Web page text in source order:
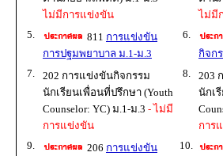
ไม่มีการแข่งขัน
ไม่มี
5.
811 การแข่งขัน
การปฐมพยาบาล ม.1-ม.3
6.
กิจก
7.
202 การแข่งขันกิจกรรม
นักเรียนเพื่อนที่ปรึกษา (Youth
Counselor: YC) ม.1-ม.3 - ไม่มี
การแข่งขัน
8.
203
นักเ
การ
9.
206 การแข่งขัน
10.